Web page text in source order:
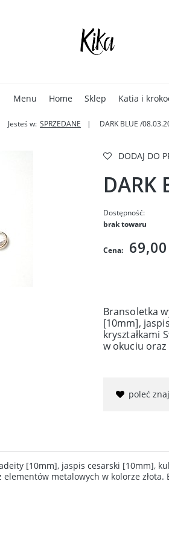
Menu Home Sklep Katia i
Jesteś w: SPRZEDANE DARK BLUE /
DODAJ DO
DARK
Dostępność:
brak towaru
Cena:
Bransoletka
[10mm],
kryształkami
w okuciu
poleć
[10mm], jaspis cesarski [10mm],
metalowych w kolorze